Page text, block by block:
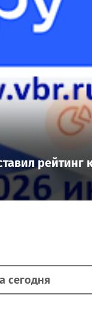
рейтинг
сегодня